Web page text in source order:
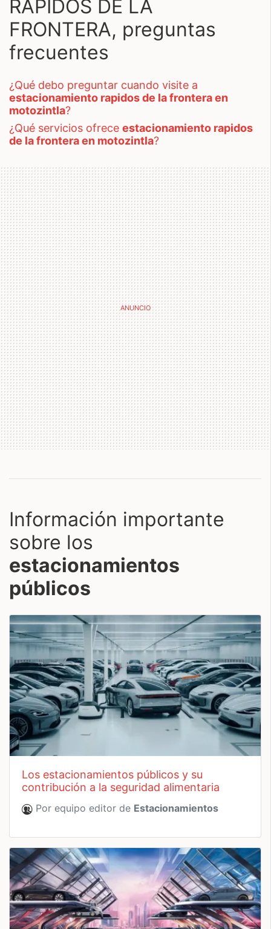
RAPIDOS DE LA
FRONTERA, preguntas
frecuentes
¿qué debo preguntar cuando visite a
estacionamiento rapidos de la frontera en
motozintla?
¿qué servicios ofrece estacionamiento rapidos
de la frontera en motozintla?
Información importante
sobre los
estacionamientos
públicos
los estacionamientos públicos y su
contribución a la seguridad alimentaria
Por equipo editor de Estacionamientos